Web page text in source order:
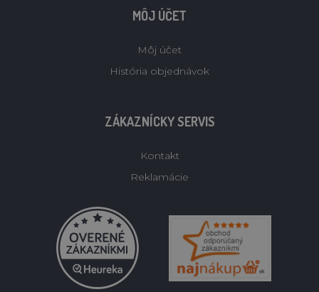
MÔJ ÚČET
Môj účet
História objednávok
ZÁKAZNÍCKY SERVIS
Kontakt
Reklamácie